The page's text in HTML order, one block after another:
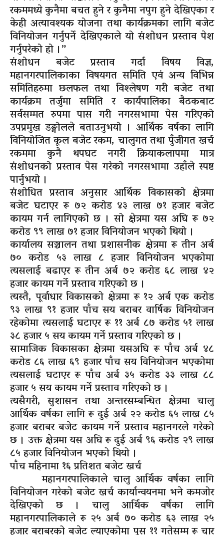
रकममध्ये कुनैमा बचत हुने र कुनैमा नपुग हुने देखिएका र
केही अत्यावश्यक योजना तथा कार्यक्रमका लागि बजेट
विनियोजन गर्नुपर्ने देखिएकाले यो संशोधन प्रस्ताव पेश
गर्नुपरेको हो ।”
संशोधन बजेट प्रस्ताव गर्दा विषय विज्ञ,
महानगरपालिकाका विषयगत समिति एवं अन्य विभिन्न
समितिहरुमा छलफल तथा विश्लेषण गरी बजेट तथा
कार्यक्रम तर्जुमा समिति र कार्यपालिका बैठकबाट
सर्वसम्मत रुपमा पास गरी नगरसभामा पेस गरिएको
उपप्रमुख डङ्गोलले बताउनुभयो । आर्थिक वर्षका लागि
विनियोजित कूल बजेट रकम, चालुगत तथा पुँजीगत खर्च
रकममा कुनै थपघट नगरी क्रियाकलापमा मात्र
संशोधनको प्रस्ताव पेस गरेको नगरसभामा उहाँले स्पष्ट
पार्नुभयो ।
संशोधित प्रस्ताव अनुसार आर्थिक विकासको क्षेत्रमा
बजेट घटाएर रू ७२ करोड ४३ लाख ७१ हजार बजेट
कायम गर्न लागिएको छ । सो क्षेत्रमा यस अघि रू ७२
करोड ९९ लाख ७१ हजार विनियोजन भएको थियो ।
कार्यालय सञ्चालन तथा प्रशासनीक क्षेत्रमा रू तीन अर्ब
७० करोड ५३ लाख ८ हजार विनियोजन भएकोमा
त्यसलाई बढाएर रू तीन अर्ब ७२ करोड ६८ लाख ४२
हजार कायम गर्ने प्रस्ताव गरिएको छ ।
त्यस्तै, पूर्वाधार विकासको क्षेत्रमा रू १२ अर्ब एक करोड
९३ लाख ९१ हजार पाँच सय बराबर वार्षिक विनियोजन
रहेकोमा त्यसलाई घटाएर रू ११ अर्ब ८७ करोड ५१ लाख
३८ हजार ५ सय कायम गर्ने प्रस्ताव गरिएको छ ।
सामाजिक विकासका क्षेत्रमा यसअघि रू पाँच अर्ब ४८
करोड ८६ लाख ६९ हजार पाँच सय विनियोजन भएकोमा
त्यसलाई घटाएर रू पाँच अर्ब ३५ करोड ३३ लाख ८८
हजार ५ सय कायम गर्ने प्रस्ताव गरिएको छ ।
त्यसैगरी, सुशासन तथा अन्तरसम्बन्धित क्षेत्रमा चालु
आर्थिक वर्षका लागि रू दुई अर्ब २२ करोड ६५ लाख ८५
हजार बराबर बजेट कायम गर्ने प्रस्ताव महानगरले गरेको
छ । उक्त क्षेत्रमा यस अघि रू दुई अर्ब ९६ करोड २९ लाख
८५ हजार विनियोजन भएको थियो ।
पाँच महिनामा १६ प्रतिशत बजेट खर्च
महानगरपालिकाले चालु आर्थिक वर्षका लागि
विनियोजन गरेको बजेट खर्च कार्यान्वयनमा भने कमजोर
देखिएको छ । चालु आर्थिक वर्षका लागि
महानगरपालिकाले रू २५ अर्ब ७० करोड ६३ लाख २५